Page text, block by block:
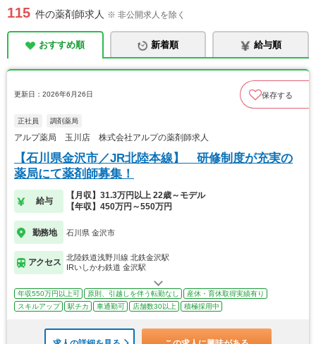
115 件の薬剤師求人 ※ 非公開求人を除く
おすすめ順 新着順 給与順
更新日：2026年6月26日 保存する
正社員 調剤薬局
アルプ薬局 玉川店 株式会社アルプの薬剤師求人
【石川県金沢市／JR北陸本線】 研修制度が充実の
薬局にて薬剤師募集！
給与
【月収】31.3万円以上 22歳～モデル
【年収】450万円～550万円
勤務地 石川県 金沢市
アクセス
北陸鉄道浅野川線 北鉄金沢駅
IRいしかわ鉄道 金沢駅
年収550万円以上可 原則、引越しを伴う転勤なし
産休・育休取得実績有り
スキルアップ
駅チカ 車通勤可 店舗数30以上 積極採用中